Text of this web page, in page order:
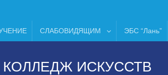
СЛАБОВИДЯЩИМ ЭБС “Лань”
ИСКУССТВ